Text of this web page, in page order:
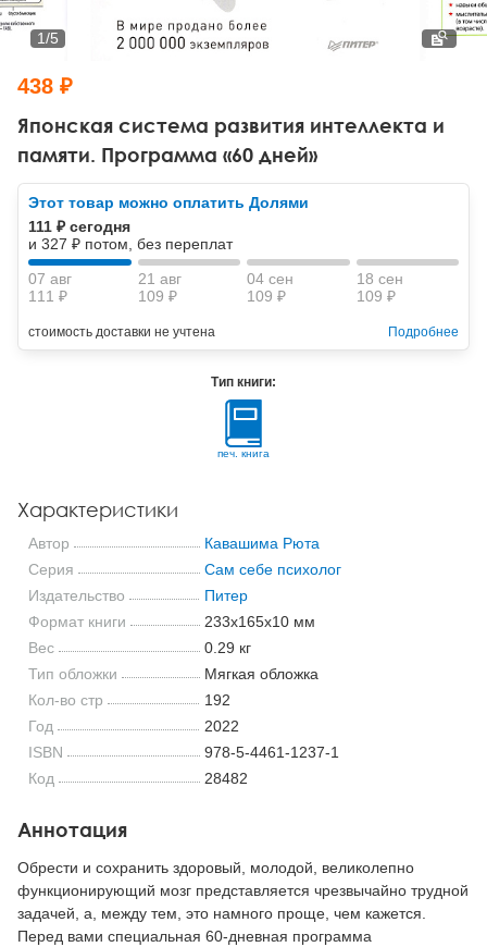
Тревожные расстройства, панические атаки
Психодрама
Другие направления психотерапии
Классический, эриксоновский гипноз и НЛП
НЛП
Психология труда и эргономика
Социальная психология
Социальная и организационная психология
Классический и юнгианский психоанализ
Японская система развития интеллекта и
памяти. Программа «60 дней»
1/5
438 ₽
Этот товар можно оплатить Долями
111 ₽ сегодня
и 327 ₽ потом, без переплат
07 авг
111 ₽
21 авг
109 ₽
04 сен
109 ₽
18 сен
109 ₽
стоимость доставки не учтена Подробнее
Тип книги:
печ. книга
Характеристики
Автор
Кавашима Рюта
Серия
Сам себе психолог
Издательство
Питер
Формат книги
233x165x10 мм
Вес
0.29 кг
Тип обложки
Мягкая обложка
Кол-во стр
192
Год
2022
ISBN
978-5-4461-1237-1
Код
28482
Аннотация
Обрести и сохранить здоровый, молодой, великолепно
функционирующий мозг представляется чрезвычайно трудной
задачей, а, между тем, это намного проще, чем кажется.
Перед вами специальная 60-дневная программа